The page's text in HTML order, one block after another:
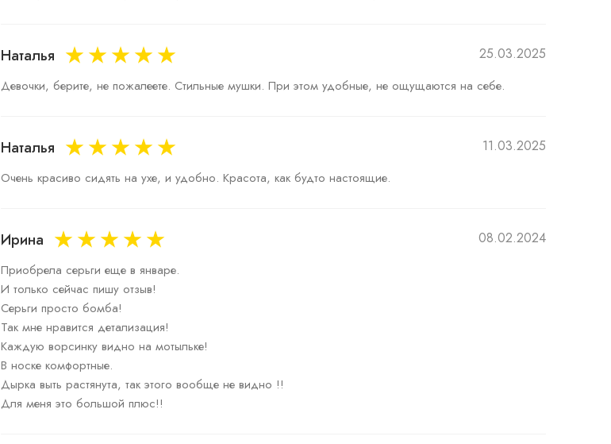
Наталья 25.03.2025
Девочки, берите, не пожалеете. Стильные мушки. При этом удобные, не ощущаются на себе.
Наталья 11.03.2025
Очень красиво сидять на ухе, и удобно. Красота, как будто настоящие.
Ирина 08.02.2024
Приобрела серьги еще в январе.
И только сейчас пишу отзыв!
Серьги просто бомба!
Так мне нравится детализация!
Каждую ворсинку видно на мотыльке!
В носке комфортные.
Дырка выть растянута, так этого вообще не видно !!
Для меня это большой плюс!!